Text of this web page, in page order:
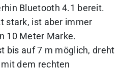
Bluetooth 4.1 bereit.
stark, ist aber immer
10 Meter Marke.
bis auf 7 m möglich, dreht
dem rechten